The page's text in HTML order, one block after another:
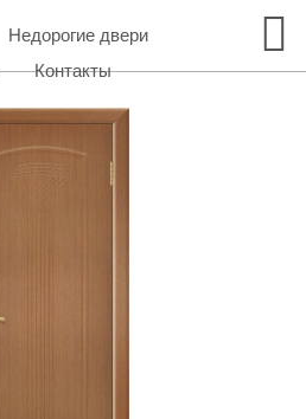
Недорогие двери
Контакты